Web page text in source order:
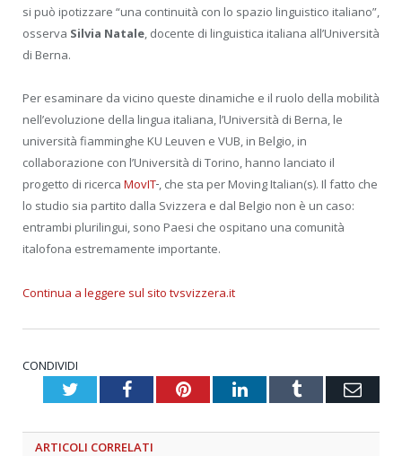
si può ipotizzare “una continuità con lo spazio linguistico italiano”,
osserva Silvia Natale, docente di linguistica italiana all’Università
di Berna.
Per esaminare da vicino queste dinamiche e il ruolo della mobilità
nell’evoluzione della lingua italiana, l’Università di Berna, le
università fiamminghe KU Leuven e VUB, in Belgio, in
collaborazione con l’Università di Torino, hanno lanciato il
progetto di ricerca MovITCollegamento
esterno
, che sta per Moving Italian(s). Il fatto che
lo studio sia partito dalla Svizzera e dal Belgio non è un caso:
entrambi plurilingui, sono Paesi che ospitano una comunità
italofona estremamente importante.
Continua a leggere sul sito tvsvizzera.it
CONDIVIDI
TwitterFacebookPinterestLinkedInTumblr
ARTICOLI CORRELATI